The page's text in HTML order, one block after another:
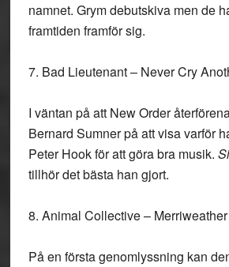
namnet. Grym debutskiva men de
framtiden framför sig.
7. Bad Lieutenant – Never Cry
I väntan på att New Order
Bernard Sumner på att visa varför
Peter Hook för att göra bra musik.
tillhör det bästa han gjort.
8. Animal Collective –
På en första genomlyssning kan